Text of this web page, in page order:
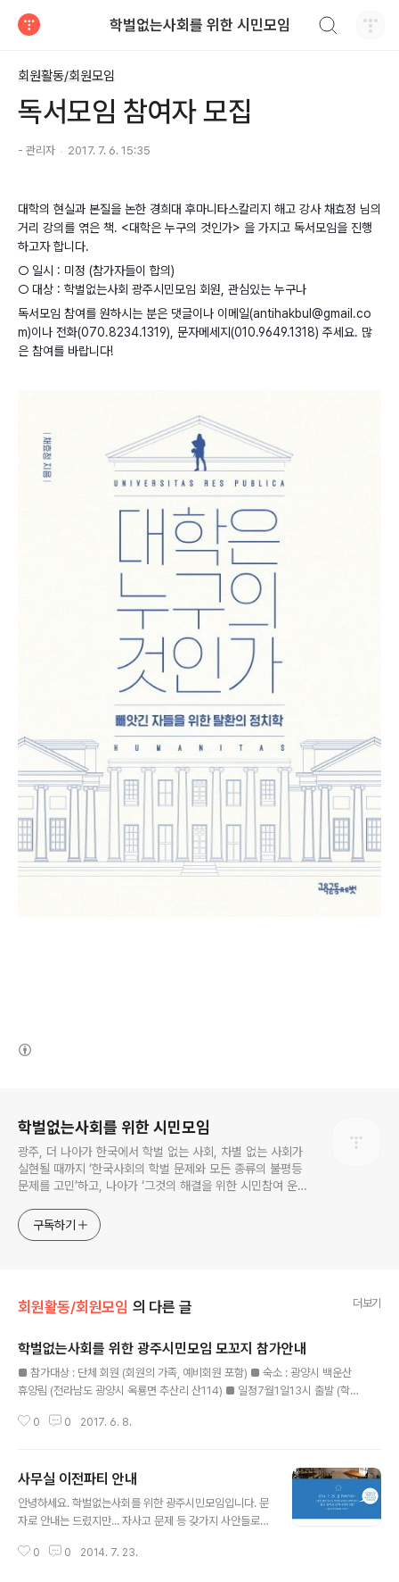
학벌없는사회를 위한 시민모임
회원활동/회원모임
독서모임 참여자 모집
- 관리자 2017. 7. 6. 15:35
대학의 현실과 본질을 논한 경희대 후마니타스칼리지 해고 강사 채효정 님의
거리 강의를 엮은 책. <대학은 누구의 것인가> 을 가지고 독서모임을 진행
하고자 합니다.
○ 일시 : 미정 (참가자들이 합의)
○ 대상 : 학벌없는사회 광주시민모임 회원, 관심있는 누구나
독서모임 참여를 원하시는 분은 댓글이나 이메일(antihakbul@gmail.co
m)이나 전화(070.8234.1319), 문자메세지(010.9649.1318) 주세요. 많
은 참여를 바랍니다!
학벌없는사회를 위한 시민모임
광주, 더 나아가 한국에서 학벌 없는 사회, 차별 없는 사회가
실현될 때까지 ‘한국사회의 학벌 문제와 모든 종류의 불평등
문제를 고민’하고, 나아가 ‘그것의 해결을 위한 시민참여 운
구독하기
회원활동/회원모임 의 다른 글 더보기
학벌없는사회를 위한 광주시민모임 모꼬지 참가안내
■ 참가대상 : 단체 회원 (회원의 가족, 예비회원 포함) ■ 숙소 : 광양시 백운산
휴양림 (전라남도 광양시 옥룡면 추산리 산114) ■ 일정7월1일13시 출발 (학벌
산행)17시30분 저녁식사 및 친목도모 7월2일9시 아침식사10시 숙소 인근 관
0.9649.1318
0 0 2017. 6. 8.
사무실 이전파티 안내
안녕하세요. 학벌없는사회를 위한 광주시민모임입니다. 문
자로 안내는 드렸지만... 자사고 문제 등 갖가지 사안들로
시겠지만 사무실 구경오시고, 차 한잔 혹은 술 한잔 혹은 간
0 0 2014. 7. 23.